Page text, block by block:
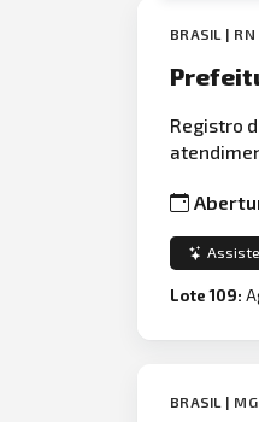
BRASIL | RN
Registro
Lote 109:
BRASIL |